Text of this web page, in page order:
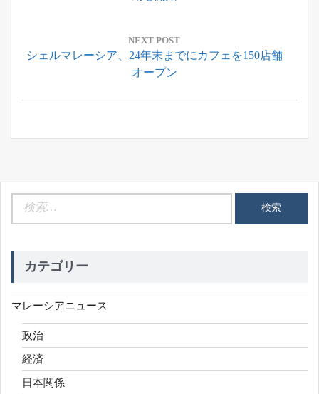
シ
ン
NEXT POST
Next
シェルマレーシア、24年末までにカフェを150店舗
オープン
カテゴリー
マレーシアニュース
政治
経済
日本関係